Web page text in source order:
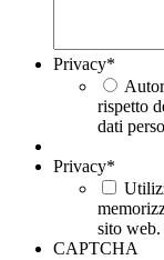
Privacy*
rispetto
dati
Privacy*
sito web.
CAPTCHA